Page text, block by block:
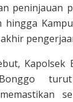
peninjauan
hingga
Kapolsek
turut